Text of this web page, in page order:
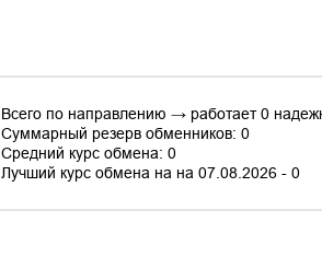
Всего по направлению → работает 0
Суммарный резерв обменников: 0
Средний курс обмена: 0
Лучший курс обмена на на 07.08.2026 - 0